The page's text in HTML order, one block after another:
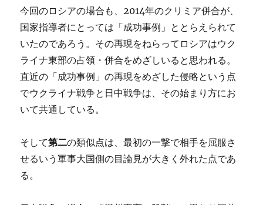
今回のロシアの場合も、2014年のクリミア併合が、
国家指導者にとっては「成功事例」ととらえられて
いたのであろう。その再現をねらってロシアはウク
ライナ東部の占領・併合をめざしいると思われる。
直近の「成功事例」の再現をめざした侵略という点
でウクライナ戦争と日中戦争は、その始まり方にお
いて共通している。
そして第二の類似点は、最初の一撃で相手を屈服さ
せるいう軍事大国側の目論見が大きく外れた点であ
る。